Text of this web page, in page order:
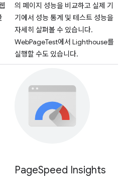
의 페이지 성능을 비교하고 실제 기
기에서 성능 통계 및 테스트 성능을
자세히 살펴볼 수 있습니다.
WebPageTest에서 Lighthouse를
실행할 수도 있습니다.
PageSpeed Insights